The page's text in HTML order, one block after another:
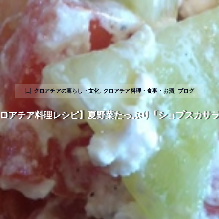
クロアチアの暮らし・文化, クロアチア料理・食事・お酒 ブログ
アチア料理レシピ】夏野菜たっぷり「ショプスカサ